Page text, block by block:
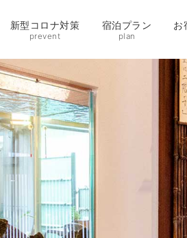
新型コロナ対策
prevent
宿泊プラン
plan
お